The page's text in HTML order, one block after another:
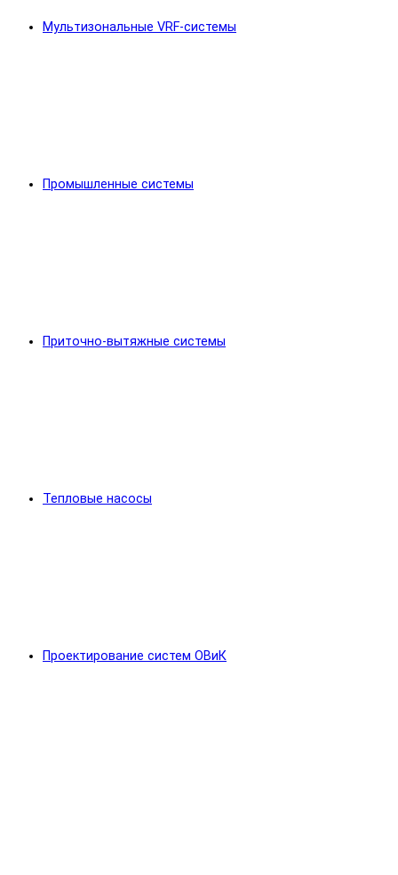
Мультизональные VRF-системы
Промышленные системы
Приточно-вытяжные системы
Тепловые насосы
Проектирование систем ОВиК